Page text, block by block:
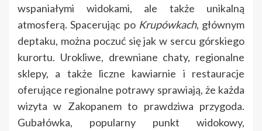
wspaniałymi widokami, ale także unikalną
atmosferą. Spacerując po Krupówkach, głównym
deptaku, można poczuć się jak w sercu górskiego
kurortu. Urokliwe, drewniane chaty, regionalne
sklepy, a także liczne kawiarnie i restauracje
oferujące regionalne potrawy sprawiają, że każda
wizyta w Zakopanem to prawdziwa przygoda.
Gubałówka, popularny punkt widokowy,